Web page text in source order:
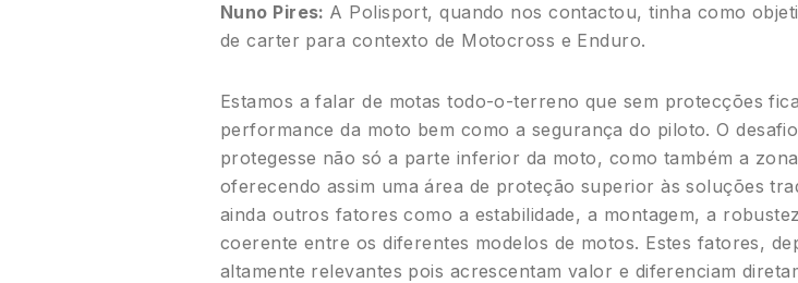
Nuno Pires: A Polisport, quando nos contactou, tinha como
de carter para contexto de Motocross e Enduro.
Estamos a falar de motas todo-o-terreno que sem protecções
performance da moto bem como a segurança do piloto. O
protegesse não só a parte inferior da moto, como também a
oferecendo assim uma área de proteção superior às soluções
ainda outros fatores como a estabilidade, a montagem, a
coerente entre os diferentes modelos de motos. Estes fatores,
altamente relevantes pois acrescentam valor e diferenciam